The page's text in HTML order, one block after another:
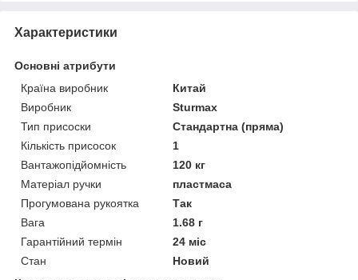
Характеристики
Основні атрибути
Країна виробник
Китай
Виробник
Sturmax
Тип присоски
Стандартна (пряма)
Кількість присосок
1
Вантажопідйомність
120 кг
Матеріал ручки
пластмаса
Прогумована рукоятка
Так
Вага
1.68 г
Гарантійний термін
24 міс
Стан
Новий